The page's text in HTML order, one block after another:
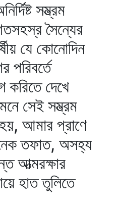
সম্ভ্রম
সৈন্যের
যে কোনোদিন
পরিবর্তে
করিতে দেখে
সেই সম্ভ্রম
আমার প্রাণে
তফাত, অসহ্য
আত্মরক্ষার
হাত তুলিতে